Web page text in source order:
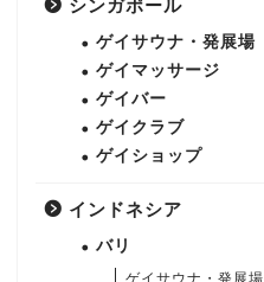
シンガポール
ゲイサウナ・発展場
ゲイマッサージ
ゲイバー
ゲイクラブ
ゲイショップ
インドネシア
バリ
ゲイサウナ・発展場